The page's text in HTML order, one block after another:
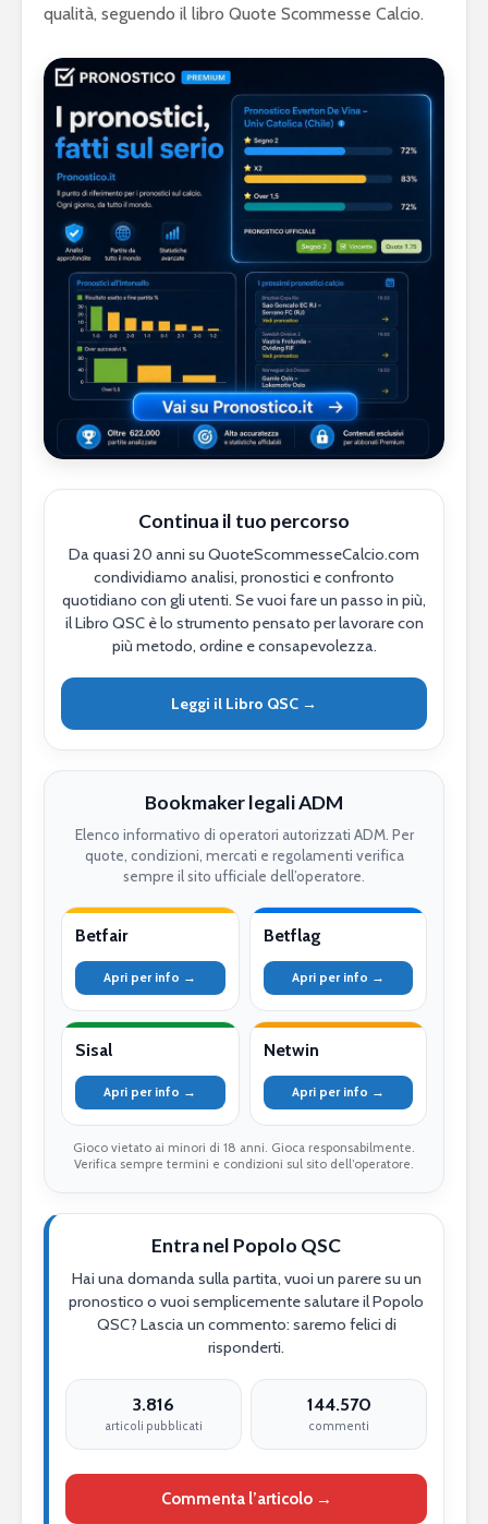
qualità, seguendo il libro Quote Scommesse Calcio.
Continua il tuo percorso
Da quasi 20 anni su QuoteScommesseCalcio.com
condividiamo analisi, pronostici e confronto
quotidiano con gli utenti. Se vuoi fare un passo in più,
il Libro QSC è lo strumento pensato per lavorare con
più metodo, ordine e consapevolezza.
Leggi il Libro QSC →
Bookmaker legali ADM
Elenco informativo di operatori autorizzati ADM. Per
quote, condizioni, mercati e regolamenti verifica
sempre il sito ufficiale dell’operatore.
Betfair
Apri per info →
Betflag
Apri per info →
Sisal
Apri per info →
Netwin
Apri per info →
Gioco vietato ai minori di 18 anni. Gioca responsabilmente.
Verifica sempre termini e condizioni sul sito dell’operatore.
Entra nel Popolo QSC
Hai una domanda sulla partita, vuoi un parere su un
pronostico o vuoi semplicemente salutare il Popolo
QSC? Lascia un commento: saremo felici di
risponderti.
3.816
articoli pubblicati
144.570
commenti
Commenta l’articolo →